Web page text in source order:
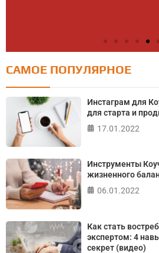
Тест: Насколько вы
Тест на уровень счастья
текущее
САМОЕ ПОПУЛЯРНОЕ
Инстаграм для
для старта и
17.01.2022
Инструменты
жизненного
06.01.2022
Как стать
экспертом: 4
секрет (видео)